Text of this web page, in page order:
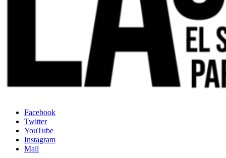
Facebook
Twitter
YouTube
Instagram
Mail